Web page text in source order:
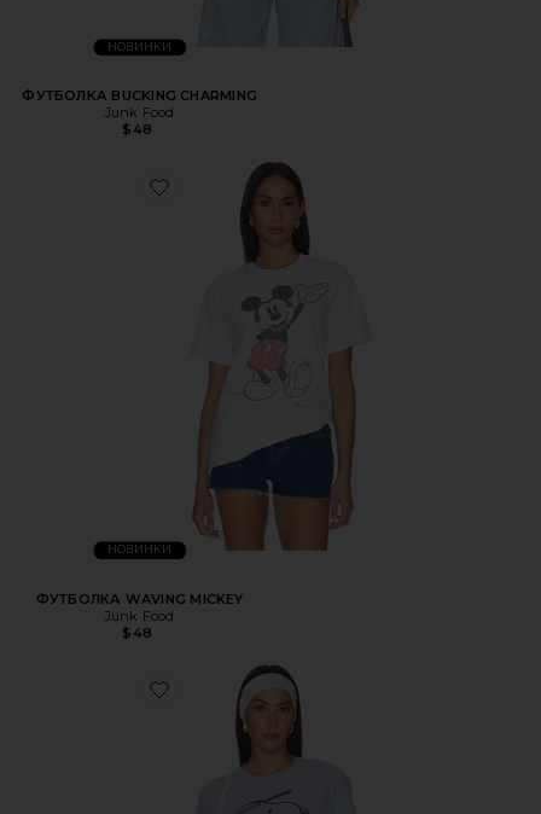
НОВИНКИ
ФУТБОЛКА BUCKING CHARMING
Junk Food
$48
НОВИНКИ
ФУТБОЛКА WAVING MICKEY
Junk Food
$48